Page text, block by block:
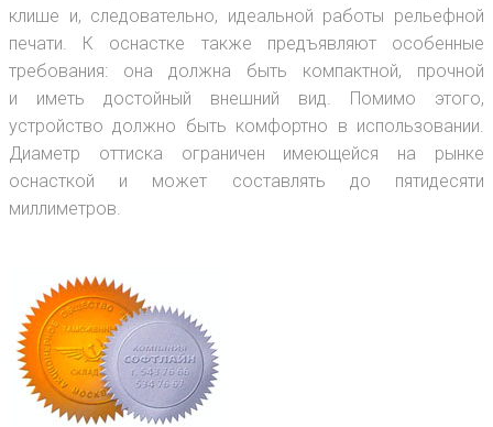
клише и, следовательно, идеальной работы рельефной
печати. К оснастке также предъявляют особенные
требования: она должна быть компактной, прочной
и иметь достойный внешний вид. Помимо этого,
устройство должно быть комфортно в использовании.
Диаметр оттиска ограничен имеющейся на рынке
оснасткой и может составлять до пятидесяти
миллиметров.